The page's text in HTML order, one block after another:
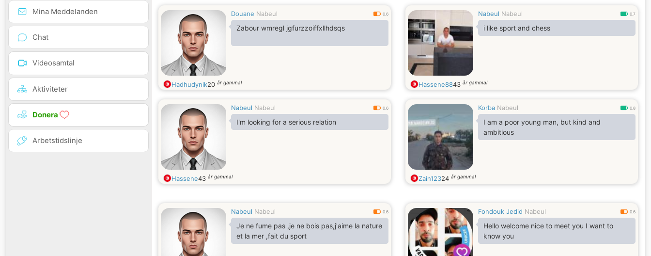
Mina Meddelanden
Chat
Videosamtal
Aktiviteter
Donera
Arbetstidslinje
Douane Nabeul 0.6
Zabour wmregl jgfurzzoiffxllhdsqs
Hadhudynik20 år gammal
Nabeul Nabeul 0.7
i like sport and chess
Hassene8843 år gammal
Nabeul Nabeul 0.6
I'm looking for a serious relation
Hassene43 år gammal
Korba Nabeul 0.8
I am a poor young man, but kind and
ambitious
Zain12324 år gammal
Nabeul Nabeul 0.6
Je ne fume pas ,je ne bois pas,j'aime la nature
et la mer ,fait du sport
Fondouk Jedid Nabeul 0.6
Hello welcome nice to meet you I want to
know you